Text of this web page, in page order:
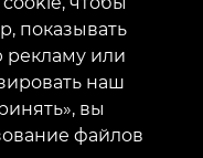
tattoo.com
показывать
рекламу или
наш
вы
файлов